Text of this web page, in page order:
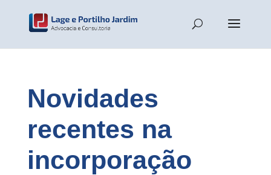
Novidades
recentes na
incorporação